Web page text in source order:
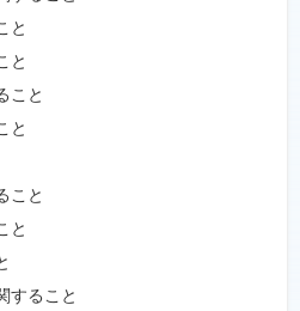
と
と
こと
と
こと
と
すること